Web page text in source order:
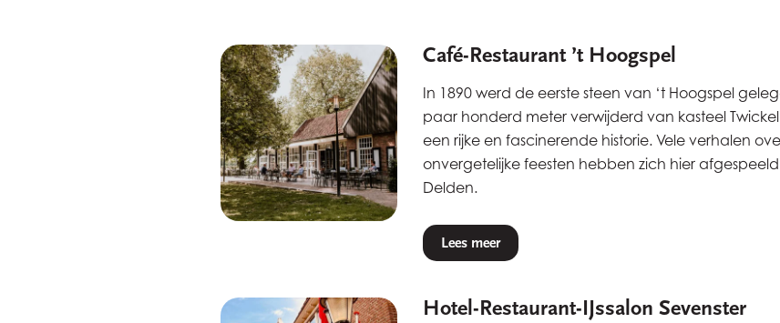
Café-Restaurant ’t Hoogspel
In 1890 werd de eerste steen van ‘t Hoogspel
paar honderd meter verwijderd van kasteel
een rijke en fascinerende historie. Vele verhalen
onvergetelijke feesten hebben zich hier
Delden.
Lees meer
Hotel-Restaurant-IJssalon Sevenster